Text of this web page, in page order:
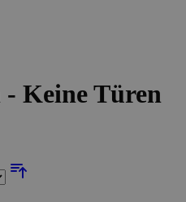
- Keine Türen